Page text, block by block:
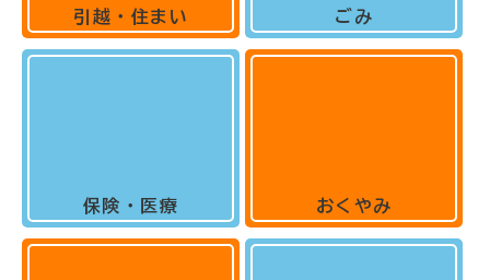
引越・住まい
保険・医療
ごみ
おくやみ